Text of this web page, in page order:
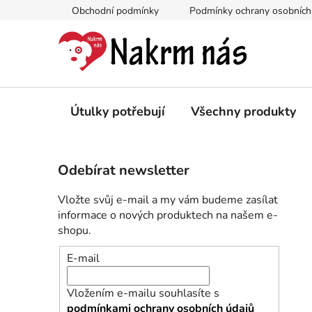
Obchodní podmínky Podmínky ochrany
Útulky potřebují Všechny produkty
o
s
t
r
a
Odebírat newsletter
Vložte svůj e-mail a my vám budeme zasílat
informace o nových produktech na našem e-
shopu.
E-mail
Vložením e-mailu souhlasíte s
podmínkami ochrany osobních údajů